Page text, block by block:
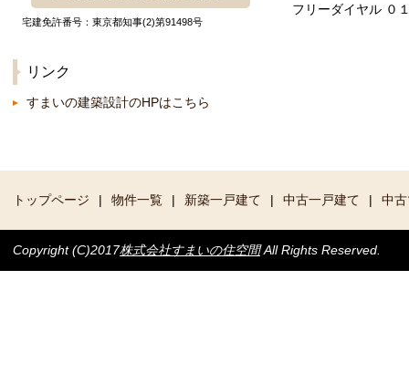
フリーダイヤル ０
宅建免許番号：東京都知事(2)第91498号
リンク
すまいの建築設計のHPはこちら
トップページ | 物件一覧 | 新築一戸建て | 中古一戸建て | 中
Copyright (C)2017株式会社すまいの住空間All Rights Reserved.